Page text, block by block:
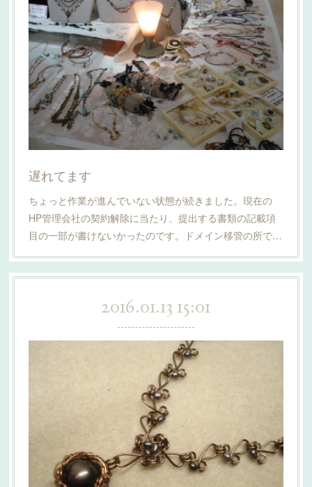
遅れてます
ちょっと作業が進んでいない状態が続きました。現在の
HP管理会社の契約解除に当たり、提出する書類の記載項
目の一部が書けないかったのです。ドメイン移管の所で…
2016.01.13 15:01